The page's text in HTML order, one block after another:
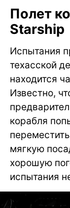
Полет
Starship
Испытания
техасской
находится
Известно,
корабля
мягкую
хорошую
испытания